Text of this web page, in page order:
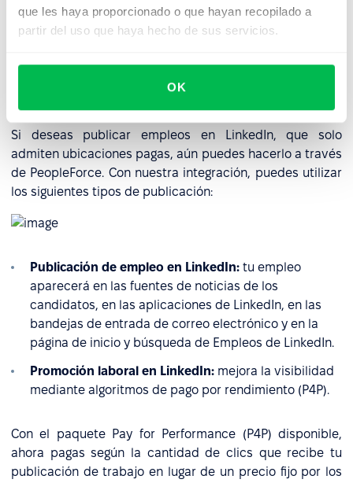
que les haya proporcionado o que hayan recopilado a
partir del uso que haya hecho de sus servicios.
OK
vacantes en LinkedIn?
nuestro equipo durante el desarrollo de la integración
fue la publicación en LinkedIn. Echemos un vistazo más
Si deseas publicar empleos en LinkedIn, que solo
admiten ubicaciones pagas, aún puedes hacerlo a través
de PeopleForce. Con nuestra integración, puedes utilizar
los siguientes tipos de publicación:
Publicación de empleo en LinkedIn: tu empleo
aparecerá en las fuentes de noticias de los
candidatos, en las aplicaciones de LinkedIn, en las
bandejas de entrada de correo electrónico y en la
página de inicio y búsqueda de Empleos de LinkedIn.
Promoción laboral en LinkedIn: mejora la visibilidad
mediante algoritmos de pago por rendimiento (P4P).
Con el paquete Pay for Performance (P4P) disponible,
ahora pagas según la cantidad de clics que recibe tu
publicación de trabajo en lugar de un precio fijo por los